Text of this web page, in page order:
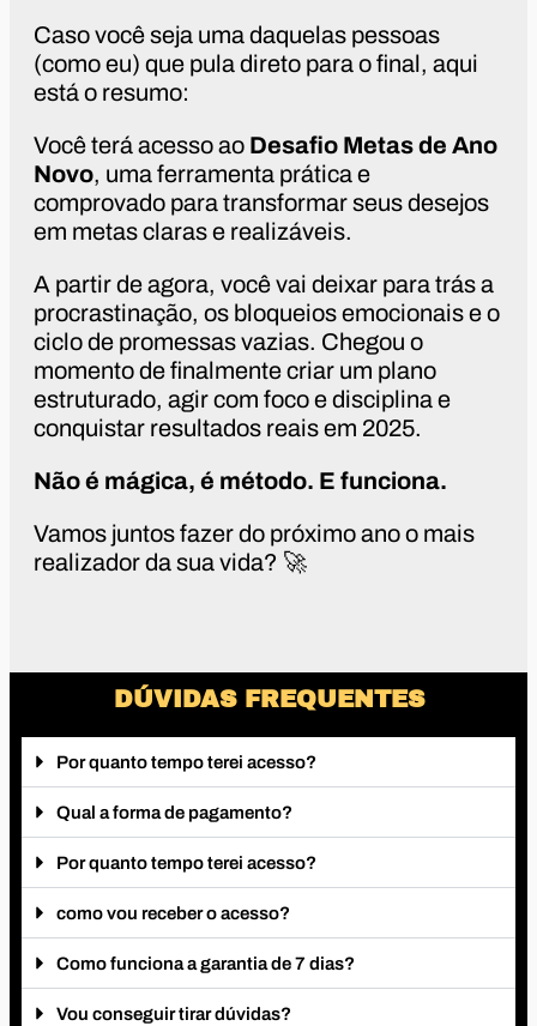
Caso você seja uma daquelas pessoas
(como eu) que pula direto para o final, aqui
está o resumo:
Você terá acesso ao Desafio Metas de Ano
Novo, uma ferramenta prática e
comprovado para transformar seus desejos
em metas claras e realizáveis.
A partir de agora, você vai deixar para trás a
procrastinação, os bloqueios emocionais e o
ciclo de promessas vazias. Chegou o
momento de finalmente criar um plano
estruturado, agir com foco e disciplina e
conquistar resultados reais em 2025.
Não é mágica, é método. E funciona.
Vamos juntos fazer do próximo ano o mais
realizador da sua vida? 🚀
DÚVIDAS FREQUENTES
Por quanto tempo terei acesso?
Qual a forma de pagamento?
Por quanto tempo terei acesso?
como vou receber o acesso?
Como funciona a garantia de 7 dias?
Vou conseguir tirar dúvidas?